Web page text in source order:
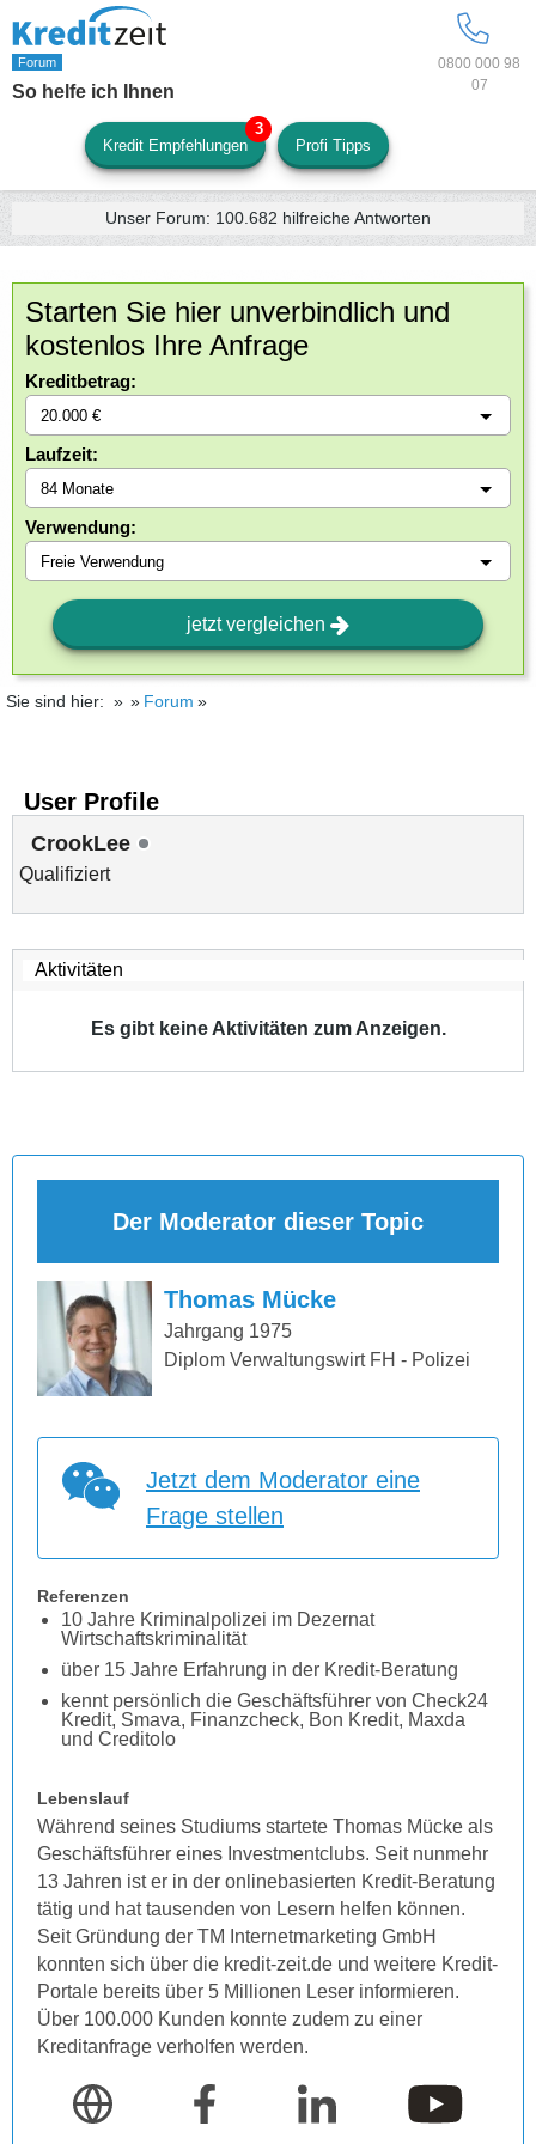
0800 000 98
07
So helfe ich Ihnen
Kredit Empfehlungen Profi Tipps
Unser Forum: 100.682 hilfreiche Antworten
Starten Sie hier unverbindlich und
kostenlos Ihre Anfrage
Kreditbetrag:
Laufzeit:
Verwendung:
jetzt vergleichen
Sie sind hier: Forum
User Profile
CrookLee
Qualifiziert
Es gibt keine Aktivitäten zum Anzeigen.
Der Moderator dieser Topic
Thomas Mücke
Jahrgang 1975
Diplom Verwaltungswirt FH - Polizei
Jetzt dem Moderator eine
Frage stellen
Referenzen
10 Jahre Kriminalpolizei im Dezernat
Wirtschaftskriminalität
über 15 Jahre Erfahrung in der Kredit-Beratung
kennt persönlich die Geschäftsführer von Check24
Kredit, Smava, Finanzcheck, Bon Kredit, Maxda
und Creditolo
Lebenslauf
Während seines Studiums startete Thomas Mücke als
Geschäftsführer eines Investmentclubs. Seit nunmehr
13 Jahren ist er in der onlinebasierten Kredit-Beratung
tätig und hat tausenden von Lesern helfen können.
Seit Gründung der TM Internetmarketing GmbH
konnten sich über die kredit-zeit.de und weitere Kredit-
Portale bereits über 5 Millionen Leser informieren.
Über 100.000 Kunden konnte zudem zu einer
Kreditanfrage verholfen werden.